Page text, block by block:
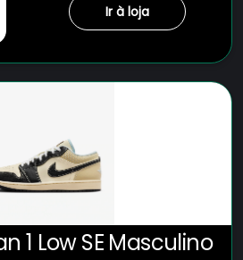
Ir à loja
1 Low SE Masculino